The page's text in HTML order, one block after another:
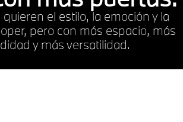
el estilo, la emoción y la
pero con más espacio, más
y más versatilidad.